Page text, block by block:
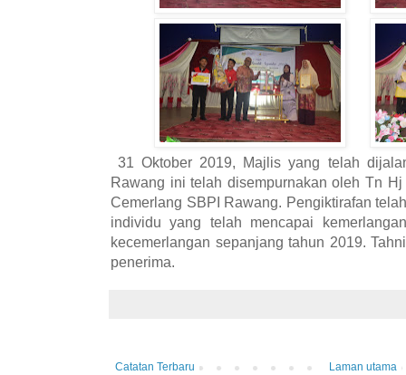
31 Oktober 2019, Majlis yang telah
Rawang ini telah disempurnakan oleh Tn
Cemerlang SBPI Rawang. Pengiktirafan
individu yang telah mencapai
kecemerlangan sepanjang tahun 2019.
penerima.
Catatan Terbaru Laman utama